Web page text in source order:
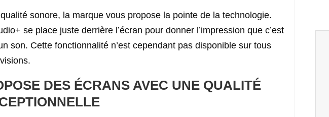
sonore, la marque vous propose la pointe de la technologie.
se place juste derrière l’écran pour donner l’impression que c’est
son. Cette fonctionnalité n’est cependant pas disponible sur tous
DES ÉCRANS AVEC UNE QUALITÉ